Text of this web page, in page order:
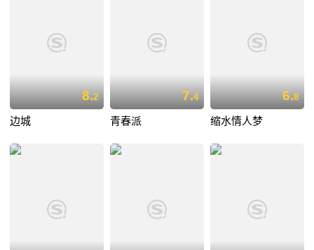
8.2
边城
7.4
青春派
6.8
缩水情人梦